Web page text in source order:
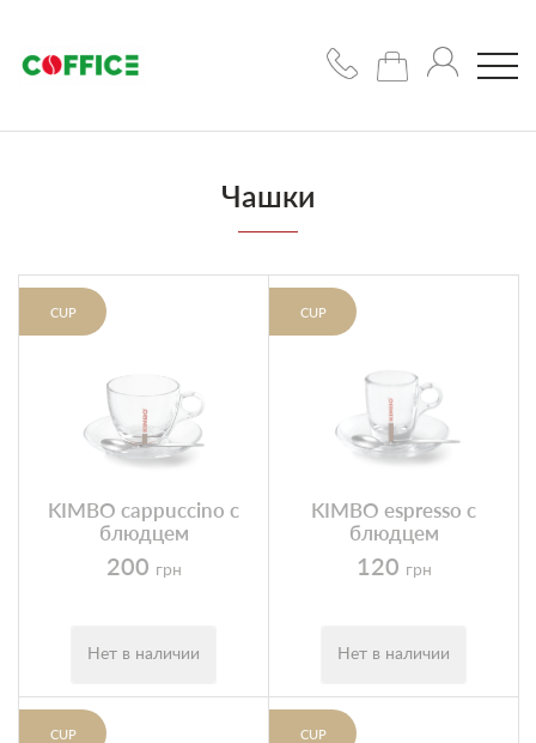
Чашки
CUP
KIMBO cappuccino с
блюдцем
200 грн
Нет в наличии
CUP
KIMBO espresso с
блюдцем
120 грн
Нет в наличии
CUP CUP
Кофемашины
Чашки/
сиропы
Подобрать
решение
Блог